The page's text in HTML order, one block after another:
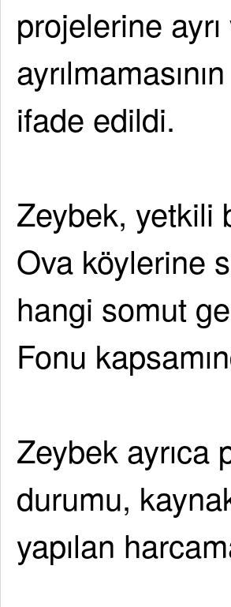
projelerine
ifade edildi.
Zeybek, yetkili
Ova köylerine
hangi somut
Fonu
Zeybek
durumu,
yapılan